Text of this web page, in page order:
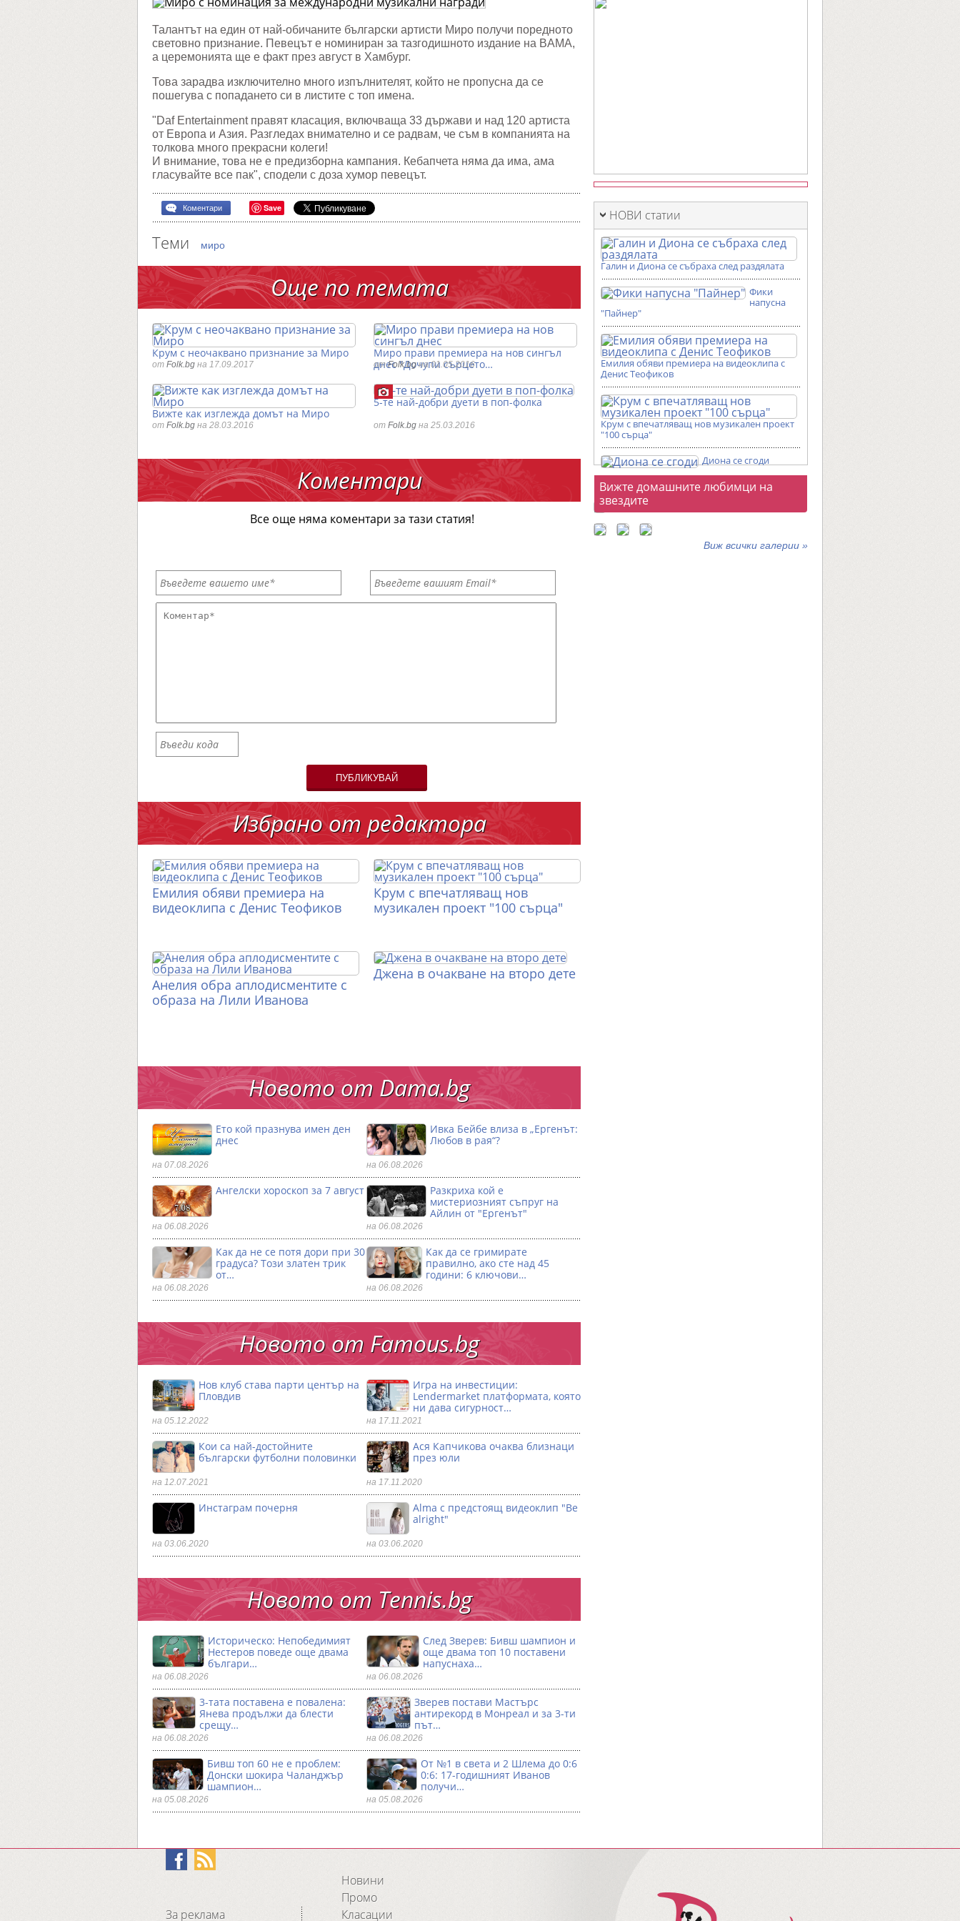
международни
награди
Талантът на един от най-обичаните български артисти Миро получи поредното
световно признание. Певецът е номиниран за тазгодишното издание на BAMA,
а церемонията ще е факт през август в Хамбург.
Това зарадва изключително много изпълнителят, който не пропусна да се
пошегува с попадането си в листите с топ имена.
"Daf Entertainment правят класация, включваща 33 държави и над 120 артиста
от Европа и Азия. Разгледах внимателно и се радвам, че съм в компанията на
толкова много прекрасни колеги!
И внимание, това не е предизборна кампания. Кебапчета няма да има, ама
гласувайте все пак", сподели с доза хумор певецът.
Коментари Save
Теми миро
Още по темата
Крум с неочаквано признание за Миро
от Folk.bg на 17.09.2017
Миро прави премиера на нов сингъл
днес "Дочупи сърцето…
отFolk.bgна 01.05.2016
Вижте как изглежда домът на Миро
от Folk.bg на 28.03.2016
5-те най-добри дуети в поп-фолка
от Folk.bg на 25.03.2016
Коментари
Все още няма коментари за тази статия!
ПУБЛИКУВАЙ
Избрано от редактора
Емилия обяви премиера на
видеоклипа с Денис Теофиков
Крум с впечатляващ нов
музикален проект "100 сърца"
Анелия обра аплодисментите с
образа на Лили Иванова
Джена в очакване на второ дете
Новото от Dama.bg
Ето кой празнува имен ден
днес
на 07.08.2026
Ивка Бейбе влиза в „Ергенът:
Любов в рая“?
на 06.08.2026
Ангелски хороскоп за 7 август
на 06.08.2026
Разкриха кой е
мистериозният съпруг на
Айлин от "Ергенът"
на 06.08.2026
Как да не се потя дори при 30
градуса? Този златен трик
от…
на 06.08.2026
Как да се гримирате
правилно, ако сте над 45
години: 6 ключови…
на 06.08.2026
Новото от Famous.bg
Нов клуб става парти център на
Пловдив
на 05.12.2022
Игра на инвестиции:
Lendermarket платформата, която
ни дава сигурност…
на 17.11.2021
Кои са най-достойните
български футболни половинки
на 12.07.2021
Ася Капчикова очаква близнаци
през юли
на 17.11.2020
Инстаграм почерня
на 03.06.2020
Alma с предстоящ видеоклип "Be
alright"
на 03.06.2020
Новото от Тennis.bg
Историческо: Непобедимият
Нестеров поведе още двама
българи…
на 06.08.2026
След Зверев: Бивш шампион и
още двама топ 10 поставени
напуснаха…
на 06.08.2026
3-тата поставена е повалена:
Янева продължи да блести
срещу…
на 06.08.2026
Зверев постави Мастърс
антирекорд в Монреал и за 3-ти
път…
на 06.08.2026
Бивш топ 60 не е проблем:
Донски шокира Чаланджър
шампион…
на 05.08.2026
От №1 в света и 2 Шлема до 0:6
0:6: 17-годишният Иванов
получи…
на 05.08.2026
НОВИ статии
Галин и Диона се събраха след раздялата
Фики
напусна
"Пайнер"
Емилия обяви премиера на видеоклипа с
Денис Теофиков
Крум с впечатляващ нов музикален проект
"100 сърца"
Диона се сгоди
Фотогалерии
Вижте домашните любимци на
звездите
Виж всички галерии »
За реклама
Новини
Промо
Класации